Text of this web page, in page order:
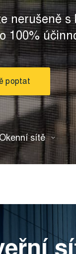
nerušeně
100%
poptat
sítě